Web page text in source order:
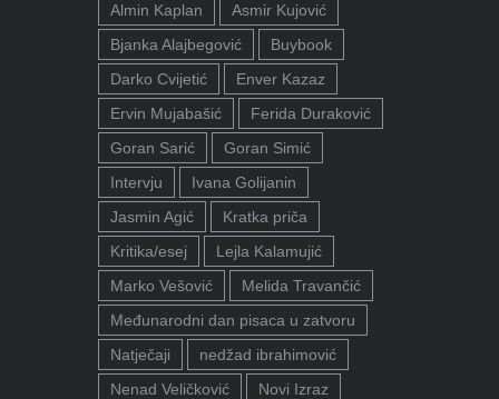
Almin Kaplan
Asmir Kujović
Bjanka Alajbegović
Buybook
Darko Cvijetić
Enver Kazaz
Ervin Mujabašić
Ferida Duraković
Goran Sarić
Goran Simić
Intervju
Ivana Golijanin
Jasmin Agić
Kratka priča
Kritika/esej
Lejla Kalamujić
Marko Vešović
Melida Travančić
Međunarodni dan pisaca u zatvoru
Natječaji
nedžad ibrahimović
Nenad Veličković
Novi Izraz